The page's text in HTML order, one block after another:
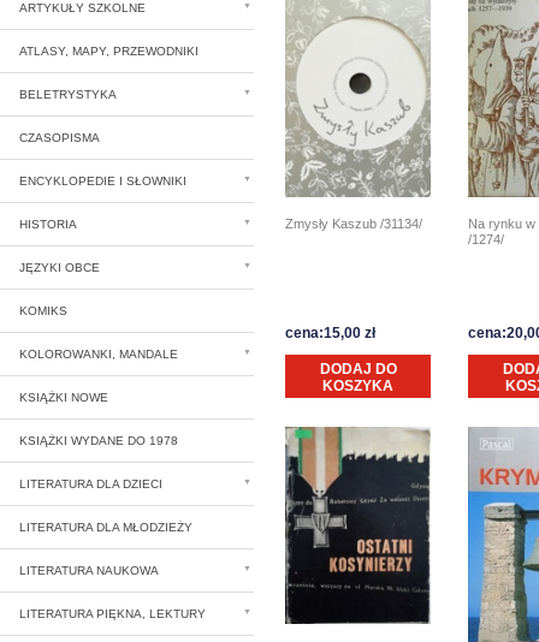
ARTYKUŁY SZKOLNE
ATLASY, MAPY, PRZEWODNIKI
BELETRYSTYKA
CZASOPISMA
ENCYKLOPEDIE I SŁOWNIKI
HISTORIA
JĘZYKI OBCE
KOMIKS
KOLOROWANKI, MANDALE
KSIĄŻKI NOWE
KSIĄŻKI WYDANE DO 1978
LITERATURA DLA DZIECI
LITERATURA DLA MŁODZIEŻY
LITERATURA NAUKOWA
LITERATURA PIĘKNA, LEKTURY
Zmysły Kaszub /31134/
cena:15,00 zł
DODAJ DO
KOSZYKA
Na rynku w
/1274/